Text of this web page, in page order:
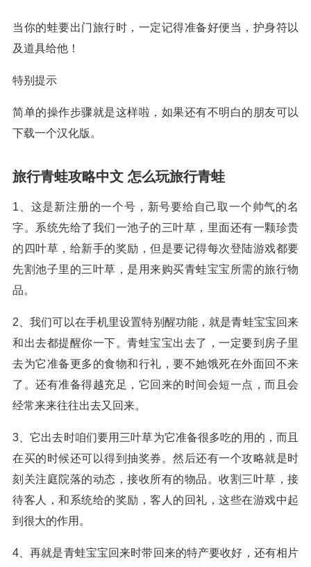
当你的蛙要出门旅行时，一定记得准备好便当，护身符以
及道具给他！
特别提示
简单的操作步骤就是这样啦，如果还有不明白的朋友可以
下载一个汉化版。
旅行青蛙攻略中文 怎么玩旅行青蛙
1、这是新注册的一个号，新号要给自己取一个帅气的名
字。系统先给了我们一池子的三叶草，里面还有一颗珍贵
的四叶草，给新手的奖励，但是要记得每次登陆游戏都要
先割池子里的三叶草，是用来购买青蛙宝宝所需的旅行物
品。
2、我们可以在手机里设置特别醒功能，就是青蛙宝宝回来
和出去都提醒你一下。青蛙宝宝出去了，一定要到房子里
去为它准备更多的食物和行礼，要不她饿死在外面回不来
了。还有准备得越充足，它回来的时间会短一点，而且会
经常来来往往出去又回来。
3、它出去时咱们要用三叶草为它准备很多吃的用的，而且
在买的时候还可以得到抽奖券。然后还有一个攻略就是时
刻关注庭院落的动态，接收所有的物品。收割三叶草，接
待客人，和系统给的奖励，客人的回礼，这些在游戏中起
到很大的作用。
4、再就是青蛙宝宝回来时带回来的特产要收好，还有相片